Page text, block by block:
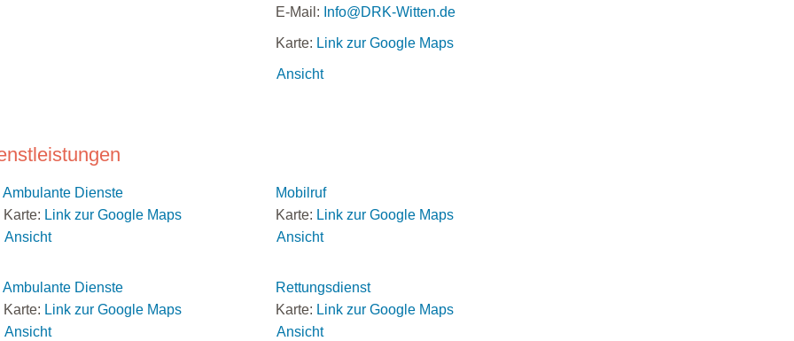
E-Mail: Info@DRK-Witten.de
Karte: Link zur Google Maps
Ansicht
Ambulante Dienste
Karte: Link zur Google Maps
Ansicht
Ambulante Dienste
Karte: Link zur Google Maps
Ansicht
Mobilruf
Karte: Link zur Google Maps
Ansicht
Rettungsdienst
Karte: Link zur Google Maps
Ansicht